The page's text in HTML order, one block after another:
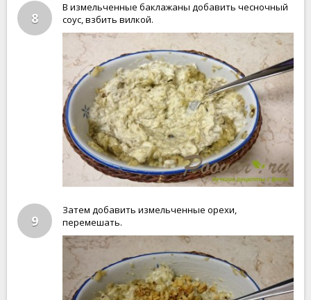
8
В измельченные баклажаны добавить чесночный
соус, взбить вилкой.
9
Затем добавить измельченные орехи,
перемешать.